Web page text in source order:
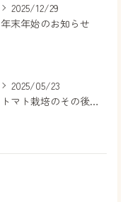
2025/12/29
年末年始のお知らせ
2025/05/23
トマト栽培のその後…少しずつ”農家さんのすごさ”が見えてきました